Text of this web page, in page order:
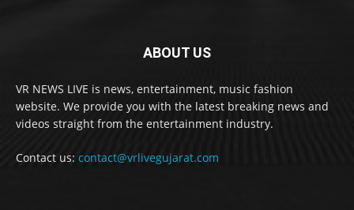
ABOUT US
VR NEWS LIVE is news, entertainment, music fashion
website. We provide you with the latest breaking news and
videos straight from the entertainment industry.
Contact us: contact@vrlivegujarat.com